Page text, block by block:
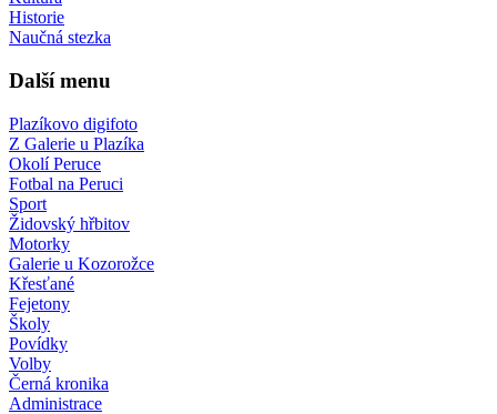
Historie
Naučná stezka
Další menu
Plazíkovo digifoto
Z Galerie u Plazíka
Okolí Peruce
Fotbal na Peruci
Sport
Židovský hřbitov
Motorky
Galerie u Kozorožce
Křesťané
Fejetony
Školy
Povídky
Volby
Černá kronika
Administrace